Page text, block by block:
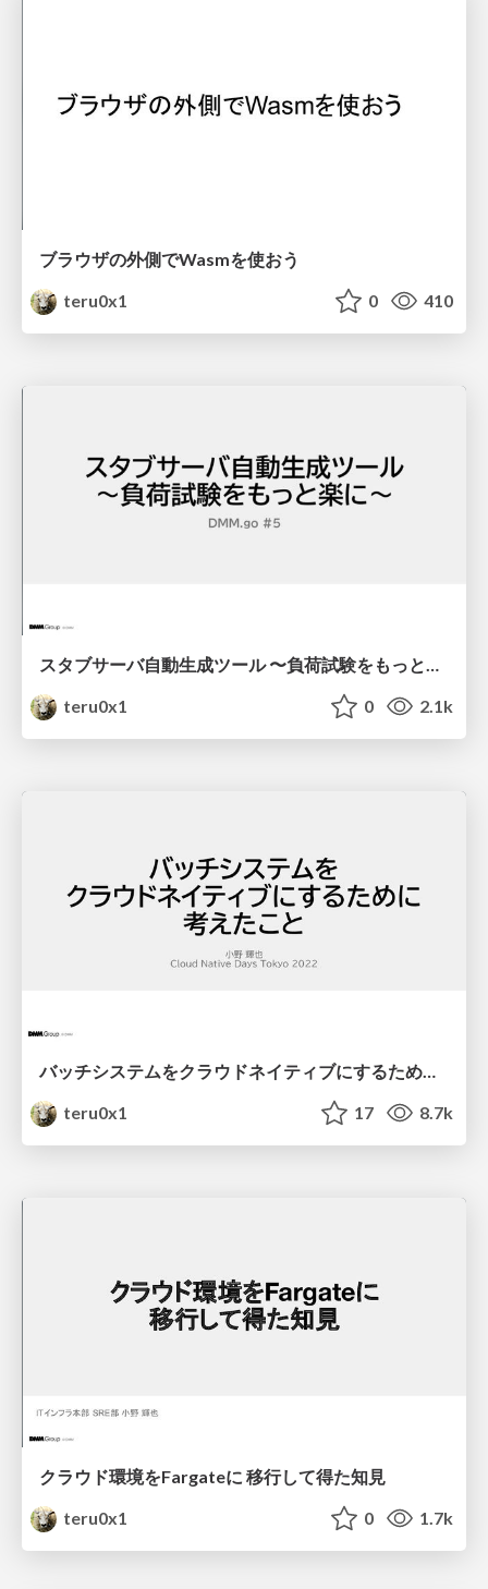
ブラウザの外側でWasmを使おう
teru0x1
0 410
スタブサーバ自動生成ツール 〜負荷試験をもっと楽に〜
teru0x1
0 2.1k
バッチシステムをクラウドネイティブにするために考えたこと
teru0x1
17 8.7k
クラウド環境をFargateに 移行して得た知見
teru0x1
0 1.7k